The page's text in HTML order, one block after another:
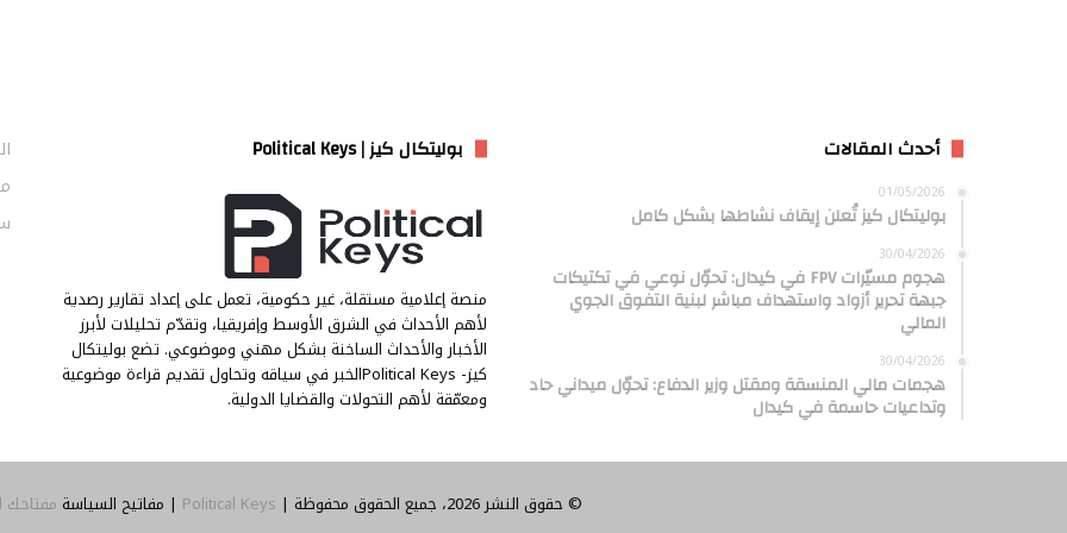
أحدث المقالات
01/05/2026
بوليتكال كيز تُعلن إيقاف نشاطها بشكل كامل
30/04/2026
هجوم مسيّرات FPV في كيدال: تحوّل نوعي في تكتيكات
جبهة تحرير أزواد واستهداف مباشر لبنية التفوق الجوي
المالي
30/04/2026
هجمات مالي المنسقة ومقتل وزير الدفاع: تحوّل ميداني حاد
وتداعيات حاسمة في كيدال
بوليتكال كيز | Political Keys
منصة إعلامية مستقلة، غير حكومية، تعمل على إعداد تقارير رصدية
لأهم الأحداث في الشرق الأوسط وإفريقيا، وتقدّم تحليلات لأبرز
الأخبار والأحداث الساخنة بشكل مهني وموضوعي. تضع بوليتكال
كيز- Political Keysالخبر في سياقه وتحاول تقديم قراءة موضوعية
ومعمّقة لأهم التحولات والقضايا الدولية.
© حقوق النشر 2026، جميع الحقوق محفوظة | Political Keys | مفاتيح السياسة مفتاحك